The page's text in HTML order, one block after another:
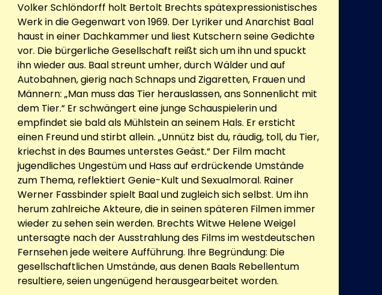
Volker Schlöndorff holt Bertolt Brechts spätexpressionistisches
Werk in die Gegenwart von 1969. Der Lyriker und Anarchist Baal
haust in einer Dachkammer und liest Kutschern seine Gedichte
vor. Die bürgerliche Gesellschaft reißt sich um ihn und spuckt
ihn wieder aus. Baal streunt umher, durch Wälder und auf
Autobahnen, gierig nach Schnaps und Zigaretten, Frauen und
Männern: „Man muss das Tier herauslassen, ans Sonnenlicht mit
dem Tier.“ Er schwängert eine junge Schauspielerin und
empfindet sie bald als Mühlstein an seinem Hals. Er ersticht
einen Freund und stirbt allein. „Unnütz bist du, räudig, toll, du Tier,
kriechst in des Baumes unterstes Geäst.“ Der Film macht
jugendliches Ungestüm und Hass auf erdrückende Umstände
zum Thema, reflektiert Genie-Kult und Sexualmoral. Rainer
Werner Fassbinder spielt Baal und zugleich sich selbst. Um ihn
herum zahlreiche Akteure, die in seinen späteren Filmen immer
wieder zu sehen sein werden. Brechts Witwe Helene Weigel
untersagte nach der Ausstrahlung des Films im westdeutschen
Fernsehen jede weitere Aufführung. Ihre Begründung: Die
gesellschaftlichen Umstände, aus denen Baals Rebellentum
resultiere, seien ungenügend herausgearbeitet worden.